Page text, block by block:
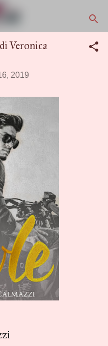
Veronica
2019